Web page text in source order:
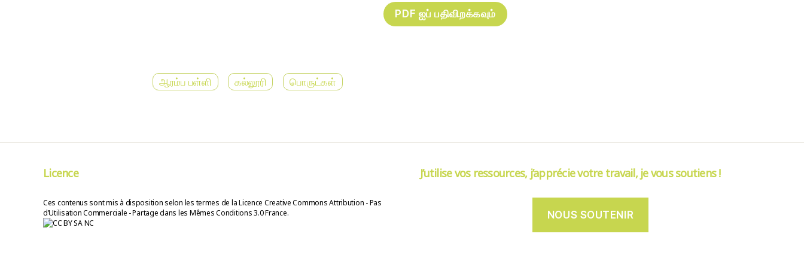
ஆரம்ப பள்ளி கல்லூரி பொருட்கள்
Licence
Ces contenus sont mis à disposition selon les termes de la Licence Creative Commons Attribution - Pas
d’Utilisation Commerciale - Partage dans les Mêmes Conditions 3.0 France.
J’utilise vos ressources, j’apprécie votre travail, je vous soutiens !
NOUS SOUTENIR